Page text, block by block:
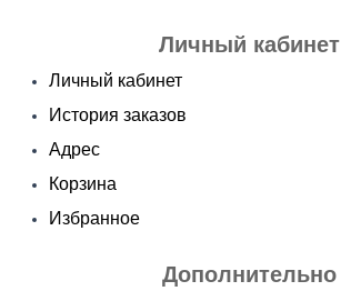
Личный кабинет
Личный кабинет
История заказов
Адрес
Корзина
Избранное
Дополнительно